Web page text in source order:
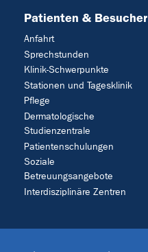
Patienten & Besucher
Anfahrt
Sprechstunden
Klinik-Schwerpunkte
Stationen und Tagesklinik
Pflege
Dermatologische
Studienzentrale
Patientenschulungen
Soziale
Betreuungsangebote
Interdisziplinäre Zentren